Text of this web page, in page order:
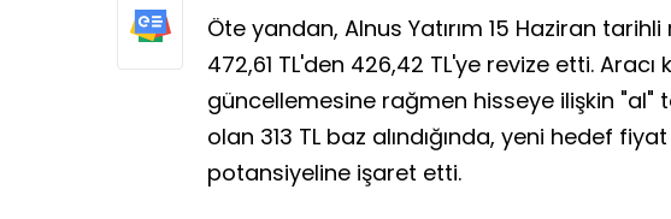
Öte yandan, Alnus Yatırım 15 Haziran
472,61 TL'den 426,42 TL'ye revize etti.
güncellemesine rağmen hisseye ilişkin "al"
olan 313 TL baz alındığında, yeni hedef
potansiyeline işaret etti.